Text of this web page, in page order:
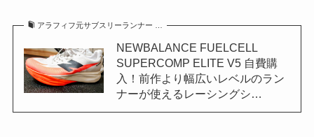
アラフィフ元サブスリーランナー …
NEWBALANCE FUELCELL
SUPERCOMP ELITE V5 自費購
入！前作より幅広いレベルのラン
ナーが使えるレーシングシ…